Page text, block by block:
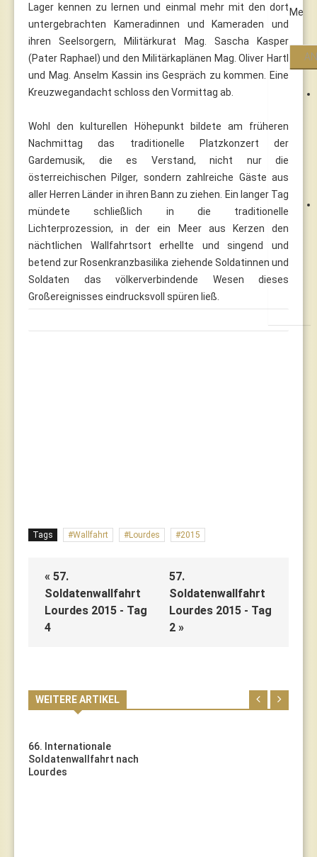
Me
Lager kennen zu lernen und einmal mehr mit den dort
untergebrachten Kameradinnen und Kameraden und
ihren Seelsorgern, Militärkurat Mag. Sascha Kasper
(Pater Raphael) und den Militärkaplänen Mag. Oliver Hartl
und Mag. Anselm Kassin ins Gespräch zu kommen. Eine
Kreuzwegandacht schloss den Vormittag ab.
Wohl den kulturellen Höhepunkt bildete am früheren
Nachmittag das traditionelle Platzkonzert der
Gardemusik, die es Verstand, nicht nur die
österreichischen Pilger, sondern zahlreiche Gäste aus
aller Herren Länder in ihren Bann zu ziehen. Ein langer Tag
mündete schließlich in die traditionelle
Lichterprozession, in der ein Meer aus Kerzen den
nächtlichen Wallfahrtsort erhellte und singend und
betend zur Rosenkranzbasilika ziehende Soldatinnen und
Soldaten das völkerverbindende Wesen dieses
Großereignisses eindrucksvoll spüren ließ.
Tags Wallfahrt Lourdes 2015
« 57.
Soldatenwallfahrt
Lourdes 2015 - Tag
4
57.
Soldatenwallfahrt
Lourdes 2015 - Tag
2 »
WEITERE ARTIKEL
66. Internationale
Soldatenwallfahrt nach
Lourdes